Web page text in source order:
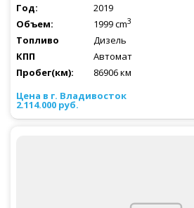
2019
1999 cm3
Дизель
Автомат
86906 км
2.114.000 руб.